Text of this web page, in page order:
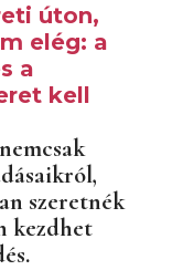
úton,
elég: a
a
kell
szeretnék
kezdhet